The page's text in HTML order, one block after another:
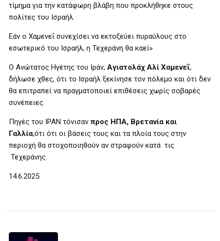
τίμημα για την κατάφωρη βλάβη που προκλήθηκε στους
πολίτες του Ισραήλ.
Εάν ο Χαμενεΐ συνεχίσει να εκτοξεύει πυραύλους στο
εσωτερικό του Ισραήλ, η Τεχεράνη θα καεί»
Ο Ανώτατος Ηγέτης του Ιράν, Αγιατολάχ Αλί Χαμενεΐ,
δήλωσε χθες, ότι το Ισραήλ ξεκίνησε τον πόλεμο και ότι δεν
θα επιτραπεί να πραγματοποιεί επιθέσεις χωρίς σοβαρές
συνέπειες.
Πηγές του ΙΡΑΝ τόνισαν προς ΗΠΑ, Βρετανία και
Γαλλία,ότι ότι οι βάσεις τους και τα πλοία τους στην
περιοχή θα στοχοποιηθούν αν στραφούν κατά τις
Τεχεράνης.
14.6.2025